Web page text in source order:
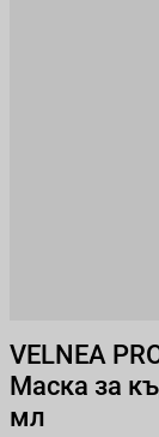
VELNEA
Маска за
мл